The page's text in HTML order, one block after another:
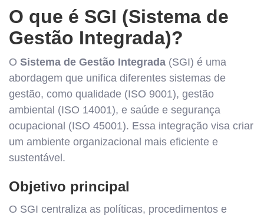
O que é SGI (Sistema de
Gestão Integrada)?
O Sistema de Gestão Integrada (SGI) é uma
abordagem que unifica diferentes sistemas de
gestão, como qualidade (ISO 9001), gestão
ambiental (ISO 14001), e saúde e segurança
ocupacional (ISO 45001). Essa integração visa criar
um ambiente organizacional mais eficiente e
sustentável.
Objetivo principal
O SGI centraliza as políticas, procedimentos e